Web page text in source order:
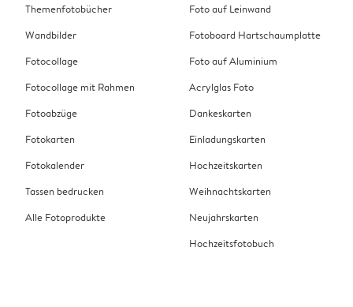
Themenfotobücher
Wandbilder
Fotocollage
Fotocollage mit Rahmen
Fotoabzüge
Fotokarten
Fotokalender
Tassen bedrucken
Alle Fotoprodukte
Foto auf Leinwand
Fotoboard Hartschaumplatte
Foto auf Aluminium
Acrylglas Foto
Dankeskarten
Einladungskarten
Hochzeitskarten
Weihnachtskarten
Neujahrskarten
Hochzeitsfotobuch